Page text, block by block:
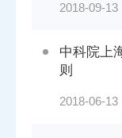
2018-09-13
中科院上
则
2018-06-13